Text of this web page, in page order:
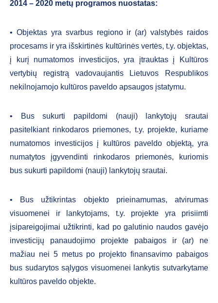
2014 – 2020 metų programos nuostatas:
• Objektas yra svarbus regiono ir (ar) valstybės raidos
procesams ir yra išskirtinės kultūrinės vertės, t.y. objektas,
į kurį numatomos investicijos, yra įtrauktas į Kultūros
vertybių registrą vadovaujantis Lietuvos Respublikos
nekilnojamojo kultūros paveldo apsaugos įstatymu.
• Bus sukurti papildomi (nauji) lankytojų srautai
pasitelkiant rinkodaros priemones, t.y. projekte, kuriame
numatomos investicijos į kultūros paveldo objektą, yra
numatytos įgyvendinti rinkodaros priemonės, kuriomis
bus sukurti papildomi (nauji) lankytojų srautai.
• Bus užtikrintas objekto prieinamumas, atvirumas
visuomenei ir lankytojams, t.y. projekte yra prisiimti
įsipareigojimai užtikrinti, kad po galutinio naudos gavėjo
investicijų panaudojimo projekte pabaigos ir (ar) ne
mažiau nei 5 metus po projekto finansavimo pabaigos
bus sudarytos sąlygos visuomenei lankytis sutvarkytame
kultūros paveldo objekte.